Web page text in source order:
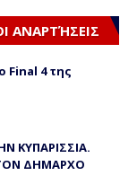
ΑΝΑΡΤΉΣΕΙΣ
Final 4 της
ΚΥΠΑΡΙΣΣΙΑ.
ΔΗΜΑΡΧΟ